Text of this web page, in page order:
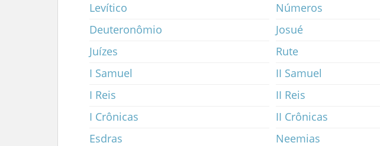
Levítico
Números
Deuteronômio
Josué
Juízes
Rute
I Samuel
II Samuel
I Reis
II Reis
I Crônicas
II Crônicas
Esdras
Neemias